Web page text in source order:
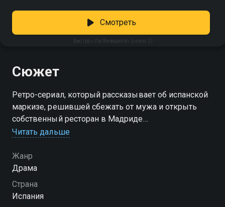
Бистро «Ла Фаворита» (сезон 2)
Смотреть
Сюжет
Ретро-сериал, который рассказывает об испанской
маркизе, решившей сбежать от мужа и открыть
собственный ресторан в Мадриде
Фаворита» вы можете совершенно бесплатно в
хорошем HD качестве на Смотрёшке
Читать дальше
Жанр
Драма
Страна
Испания